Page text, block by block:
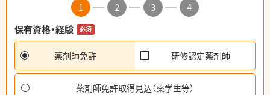
1 2 3
4
保有資格・経験
必須
薬剤師免許 研修認定薬剤師
薬剤師免許取得見込（薬学生等）